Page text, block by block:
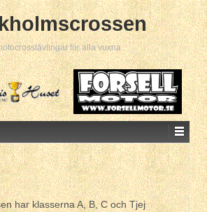
för alla vuxna
har klasserna A, B, C och Tjej